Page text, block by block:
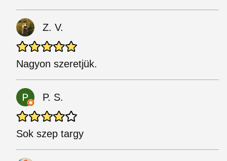
Z. V.
Nagyon szeretjük.
P. S.
Sok szep targy